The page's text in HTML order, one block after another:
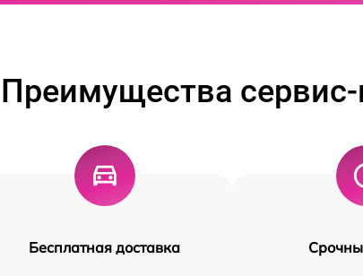
Преимущества сервис-
Бесплатная доставка